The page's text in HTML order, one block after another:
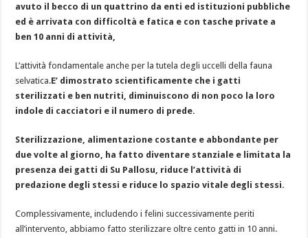
avuto il becco di un quattrino da enti ed istituzioni pubbliche
ed è arrivata con difficoltà e fatica e con tasche private a
ben 10 anni di attività,
L’attività fondamentale anche per la tutela degli uccelli della fauna
selvatica.E’ dimostrato scientificamente che i gatti
sterilizzati e ben nutriti, diminuiscono di non poco la loro
indole di cacciatori e il numero di prede.
Sterilizzazione, alimentazione costante e abbondante per
due volte al giorno, ha fatto diventare stanziale e limitata la
presenza dei gatti di Su Pallosu, riduce l’attività di
predazione degli stessi e riduce lo spazio vitale degli stessi.
Complessivamente, includendo i felini successivamente periti
all’intervento, abbiamo fatto sterilizzare oltre cento gatti in 10 anni.